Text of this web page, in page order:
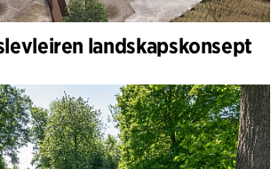
landskapskonsept